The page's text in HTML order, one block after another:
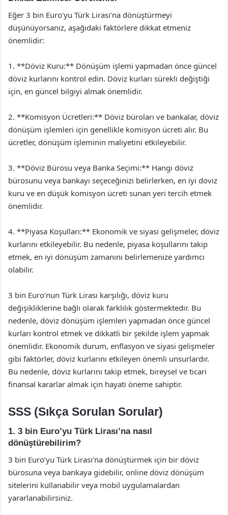
Eğer 3 bin Euro’yu Türk Lirası’na dönüştürmeyi
düşünüyorsanız, aşağıdaki faktörlere dikkat etmeniz
önemlidir:
1. **Döviz Kuru:** Dönüşüm işlemi yapmadan önce güncel
döviz kurlarını kontrol edin. Döviz kurları sürekli değiştiği
için, en güncel bilgiyi almak önemlidir.
2. **Komisyon Ücretleri:** Döviz büroları ve bankalar, döviz
dönüşüm işlemleri için genellikle komisyon ücreti alır. Bu
ücretler, dönüşüm işleminin maliyetini etkileyebilir.
3. **Döviz Bürosu veya Banka Seçimi:** Hangi döviz
bürosunu veya bankayı seçeceğinizi belirlerken, en iyi döviz
kuru ve en düşük komisyon ücreti sunan yeri tercih etmek
önemlidir.
4. **Piyasa Koşulları:** Ekonomik ve siyasi gelişmeler, döviz
kurlarını etkileyebilir. Bu nedenle, piyasa koşullarını takip
etmek, en iyi dönüşüm zamanını belirlemenize yardımcı
olabilir.
3 bin Euro’nun Türk Lirası karşılığı, döviz kuru
değişikliklerine bağlı olarak farklılık göstermektedir. Bu
nedenle, döviz dönüşüm işlemleri yapmadan önce güncel
kurları kontrol etmek ve dikkatli bir şekilde işlem yapmak
önemlidir. Ekonomik durum, enflasyon ve siyasi gelişmeler
gibi faktörler, döviz kurlarını etkileyen önemli unsurlardır.
Bu nedenle, döviz kurlarını takip etmek, bireysel ve ticari
finansal kararlar almak için hayati öneme sahiptir.
SSS (Sıkça Sorulan Sorular)
1. 3 bin Euro’yu Türk Lirası’na nasıl
dönüştürebilirim?
3 bin Euro’yu Türk Lirası’na dönüştürmek için bir döviz
bürosuna veya bankaya gidebilir, online döviz dönüşüm
sitelerini kullanabilir veya mobil uygulamalardan
yararlanabilirsiniz.